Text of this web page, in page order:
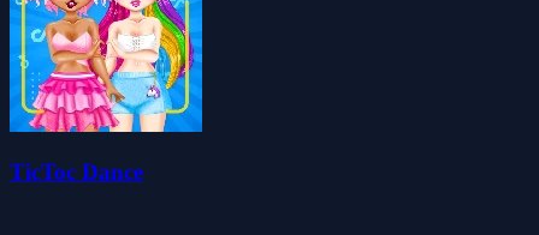
TicToc Dance